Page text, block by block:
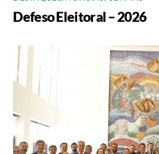
Defeso Eleitoral – 2026